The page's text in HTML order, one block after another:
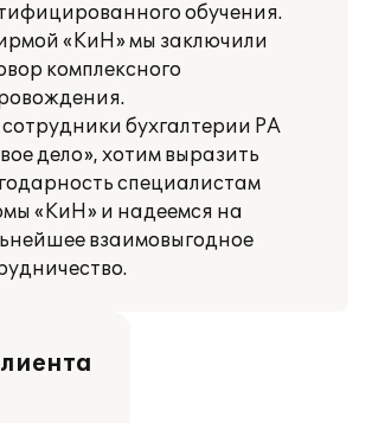
обучения.
«КиН» мы заключили
комплексного
бухгалтерии РА
дело», хотим выразить
специалистам
«КиН» и надеемся на
взаимовыгодное